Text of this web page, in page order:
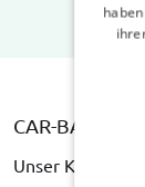
CAR-BAGS.COM
Unser Konzept